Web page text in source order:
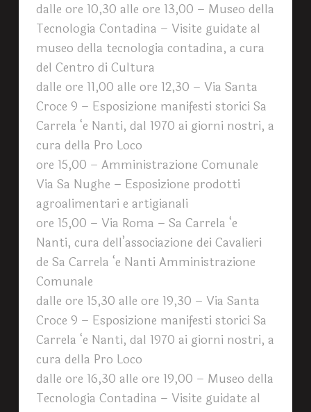
dalle ore 10,30 alle ore 13,00 – Museo della
Tecnologia Contadina – Visite guidate al
museo della tecnologia contadina, a cura
del Centro di Cultura
dalle ore 11,00 alle ore 12,30 – Via Santa
Croce 9 – Esposizione manifesti storici Sa
Carrela ‘e Nanti, dal 1970 ai giorni nostri, a
cura della Pro Loco
ore 15,00 – Amministrazione Comunale
Via Sa Nughe – Esposizione prodotti
agroalimentari e artigianali
ore 15,00 – Via Roma – Sa Carrela ‘e
Nanti, cura dell’associazione dei Cavalieri
de Sa Carrela ‘e Nanti Amministrazione
Comunale
dalle ore 15,30 alle ore 19,30 – Via Santa
Croce 9 – Esposizione manifesti storici Sa
Carrela ‘e Nanti, dal 1970 ai giorni nostri, a
cura della Pro Loco
dalle ore 16,30 alle ore 19,00 – Museo della
Tecnologia Contadina – Visite guidate al